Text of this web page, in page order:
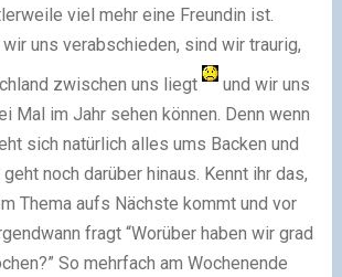
viel mehr eine Freundin ist.
uns verabschieden, sind wir traurig,
zwischen uns liegt
und wir uns
Mal im Jahr sehen können. Denn wenn
sich natürlich alles ums Backen und
noch darüber hinaus. Kennt ihr das,
Thema aufs Nächste kommt und vor
fragt “Worüber haben wir grad
So mehrfach am Wochenende